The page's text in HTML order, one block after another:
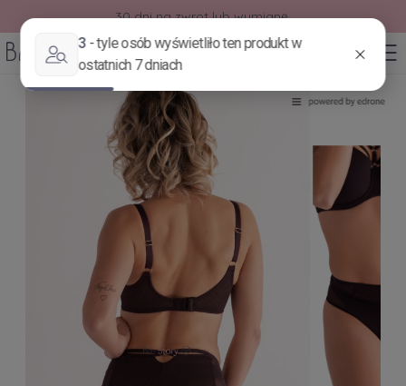
30 dni na zwrot lub wymianę.